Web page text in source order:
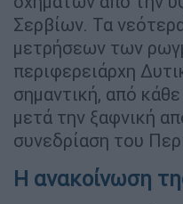
Σερβίων. Τα
μετρήσεων των
περιφερειάρχη
σημαντική, από
μετά την ξαφνική
συνεδρίαση του
Η ανακοίνωση